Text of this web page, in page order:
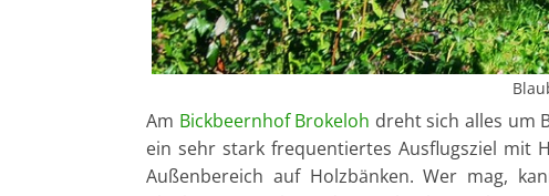
Am Bickbeernhof Brokeloh dreht sich alles um
ein sehr stark frequentiertes Ausflugsziel mit
Außenbereich auf Holzbänken. Wer mag,